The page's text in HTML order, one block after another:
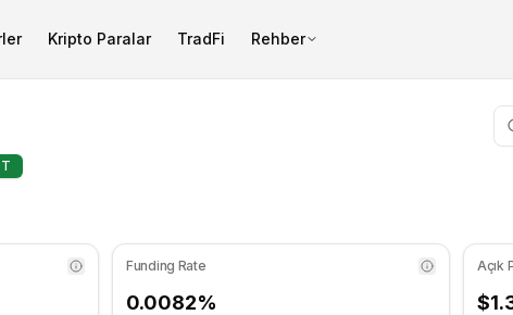
Kripto Paralar TradFi Rehber
seviyesinde nötr bölgede. Günlük trend düşüş yönünde.
ve Destek/Direnç Seviyeleri
Funding Rate
0.0082%
Açık